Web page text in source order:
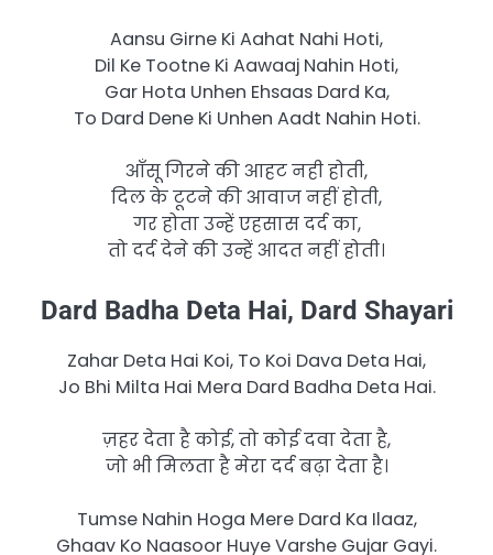
Aansu Girne Ki Aahat Nahi Hoti,
Dil Ke Tootne Ki Aawaaj Nahin Hoti,
Gar Hota Unhen Ehsaas Dard Ka,
To Dard Dene Ki Unhen Aadt Nahin Hoti.
आँसू गिरने की आहट नही होती,
दिल के टूटने की आवाज नहीं होती,
गर होता उन्हें एहसास दर्द का,
तो दर्द देने की उन्हें आदत नहीं होती।
Dard Badha Deta Hai, Dard Shayari
Zahar Deta Hai Koi, To Koi Dava Deta Hai,
Jo Bhi Milta Hai Mera Dard Badha Deta Hai.
ज़हर देता है कोई, तो कोई दवा देता है,
जो भी मिलता है मेरा दर्द बढ़ा देता है।
Tumse Nahin Hoga Mere Dard Ka Ilaaz,
Ghaav Ko Naasoor Huye Varshe Gujar Gayi.